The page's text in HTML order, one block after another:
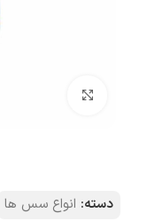
دسته: انواع سس ها